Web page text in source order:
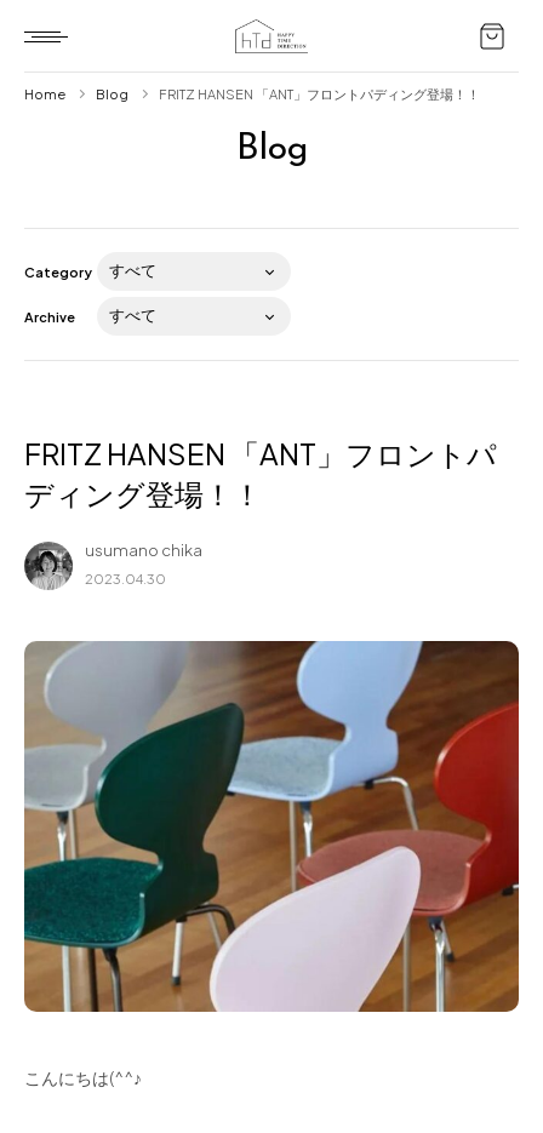
Blog
About us
for Business
Contact
フラッグシップストア
0965-52-0323
熊本店
096-274-8175
Arv
0965-45-9282
Blog
Home Blog FRITZ HANSEN 「ANT」フロントパディング登場！！
Category
Archive
FRITZ HANSEN 「ANT」フロントパ
ディング登場！！
usumano chika
2023.04.30
こんにちは(^^♪